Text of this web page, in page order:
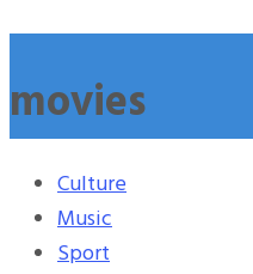
movies
Culture
Music
Sport